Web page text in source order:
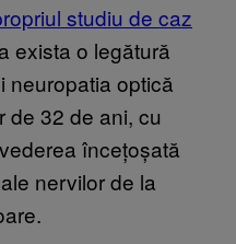
studiu de caz
exista o legătură
neuropatia optică
de 32 de ani, cu
încețoșată
nervilor de la